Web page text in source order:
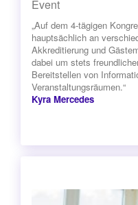
Event
„Auf dem 4-tägigen
hauptsächlich an
Akkreditierung und
dabei um stets
Bereitstellen von
Veranstaltungsräumen.“
Kyra Mercedes